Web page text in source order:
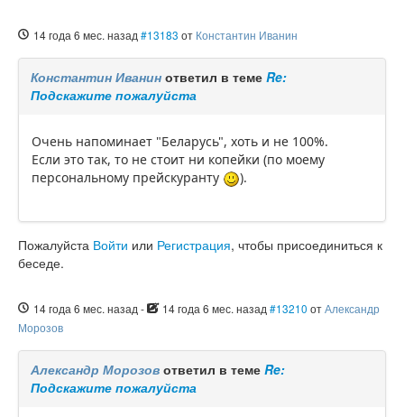
14 года 6 мес. назад #13183 от Константин Иванин
Константин Иванин ответил в теме Re:
Подскажите пожалуйста
Очень напоминает "Беларусь", хоть и не 100%.
Если это так, то не стоит ни копейки (по моему
персональному прейскуранту
).
Пожалуйста Войти или Регистрация, чтобы присоединиться к
беседе.
14 года 6 мес. назад - 14 года 6 мес. назад #13210 отАлександр
Морозов
Александр Морозов ответил в теме Re:
Подскажите пожалуйста